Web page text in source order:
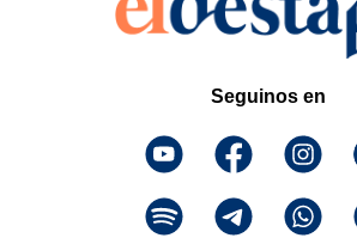
Seguinos en